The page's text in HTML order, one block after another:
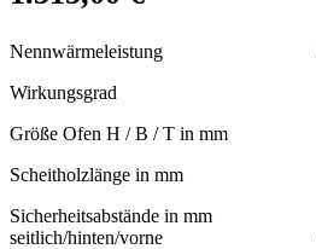
Nennwärmeleistung
Wirkungsgrad
Größe Ofen H / B / T in mm
Scheitholzlänge in mm
Sicherheitsabstände in mm
seitlich/hinten/vorne